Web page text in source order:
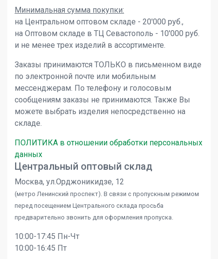
Минимальная сумма покупки:
на Центральном оптовом складе - 20'000 руб.,
на Оптовом складе в ТЦ Севастополь - 10'000 руб.
и не менее трех изделий в ассортименте.
Заказы принимаются ТОЛЬКО в письменном виде
по электронной почте или мобильным
мессенджерам. По телефону и голосовым
сообщениям заказы не принимаются. Также Вы
можете выбрать изделия непосредственно на
складе.
ПОЛИТИКА в отношении обработки персональных
данных
Центральный оптовый склад
Москва, ул.Орджоникидзе, 12
(метро Ленинский проспект). В связи с пропускным режимом
перед посещением Центрального склада просьба
предварительно звонить для оформления пропуска.
10:00-17:45 Пн-Чт
10:00-16:45 Пт